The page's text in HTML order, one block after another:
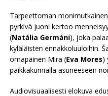
Tarpeettoman
pyrkivä juoni kertoo
(Natália Germáni), joka
kyläläisten ennakkoluuloihin.
omapäinen Mira (Eva Mores)
paikkakunnalla asuneeseen
Audiovisuaalisesti elokuva